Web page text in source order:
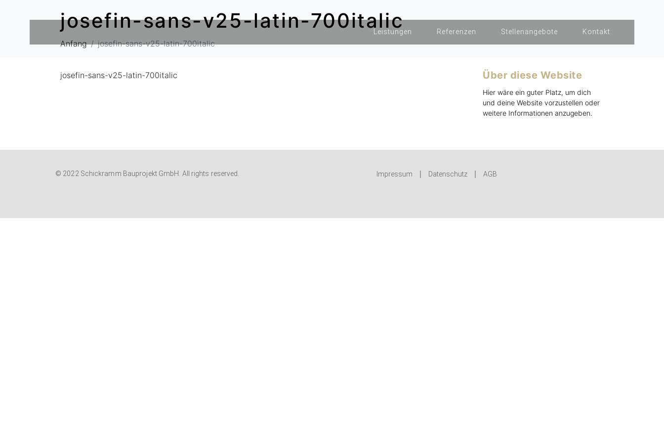
Leistungen Referenzen Stellenangebote Kontakt
josefin-sans-v25-latin-700italic
Anfang josefin-sans-v25-latin-700italic
josefin-sans-v25-latin-700italic Über diese Website
Hier wäre ein guter Platz, um dich
und deine Website vorzustellen oder
weitere Informationen anzugeben.
© 2022 Schickramm Bauprojekt GmbH. All rights reserved. Impressum Datenschutz AGB